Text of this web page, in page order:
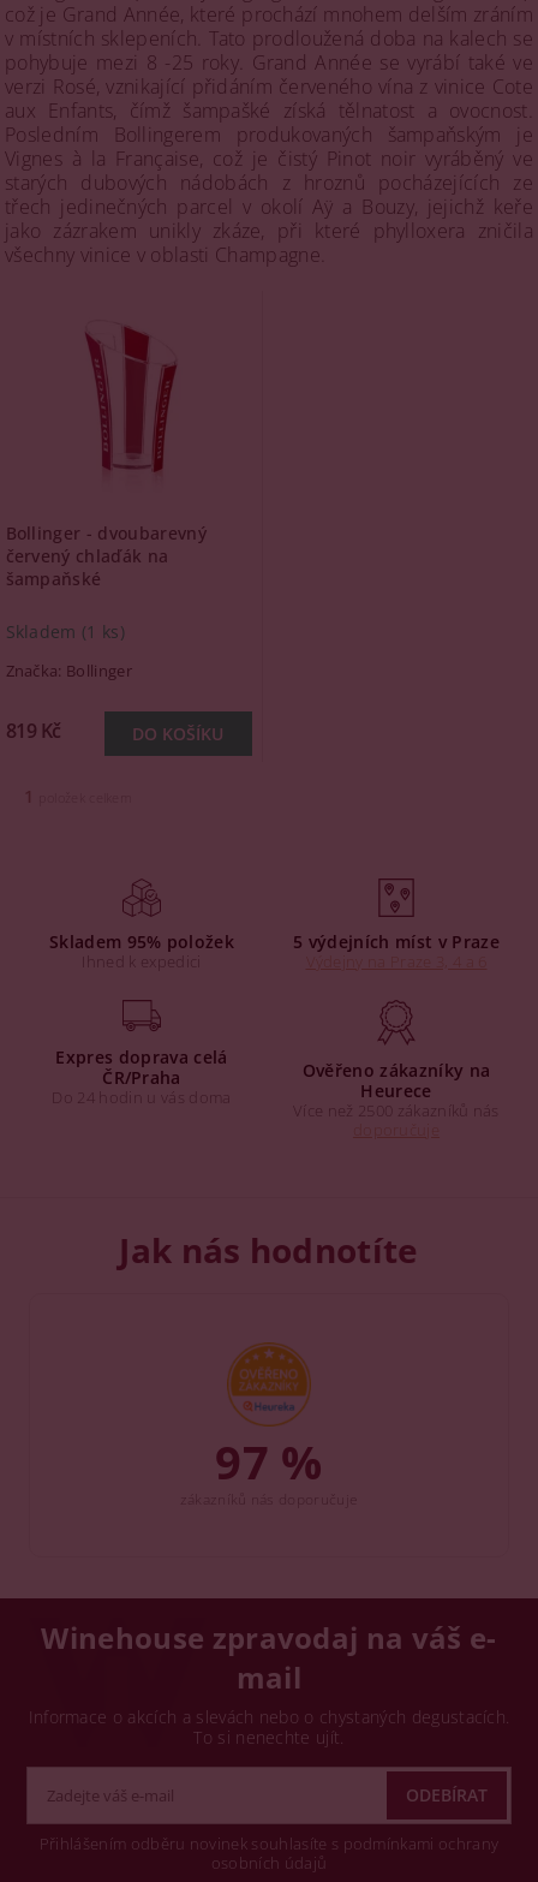
což je Grand Année, které prochází mnohem delším zráním
v místních sklepeních. Tato prodloužená doba na kalech se
pohybuje mezi 8 -25 roky. Grand Année se vyrábí také ve
verzi Rosé, vznikající přidáním červeného vína z vinice Cote
aux Enfants, čímž šampašké získá tělnatost a ovocnost.
Posledním Bollingerem produkovaných šampaňským je
Vignes à la Française, což je čistý Pinot noir vyráběný ve
starých dubových nádobách z hroznů pocházejících ze
třech jedinečných parcel v okolí Aÿ a Bouzy, jejichž keře
jako zázrakem unikly zkáze, při které phylloxera zničila
všechny vinice v oblasti Champagne.
Bollinger - dvoubarevný
červený chlaďák na
šampaňské
Skladem (1 ks)
Značka: Bollinger
819 Kč
1
Skladem 95% položek
Ihned k expedici
5 výdejních míst v Praze
Expres doprava celá
ČR/Praha
Do 24 hodin u vás doma
Ověřeno zákazníky na
Heurece
Více než 2500 zákazníků nás
Jak nás hodnotíte
97 %
Winehouse zpravodaj na váš e-
mail
Informace o akcích a slevách nebo o chystaných degustacích.
To si nenechte ujít.
Přihlášením odběru novinek souhlasíte s podmínkami ochrany
osobních údajů